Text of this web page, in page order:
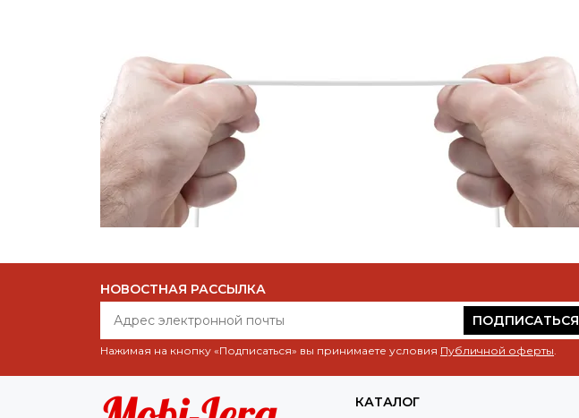
НОВОСТНАЯ РАССЫЛКА
ПОДПИСАТЬСЯ
Нажимая на кнопку «Подписаться» вы принимаете условия Публичной оферты.
КАТАЛОГ